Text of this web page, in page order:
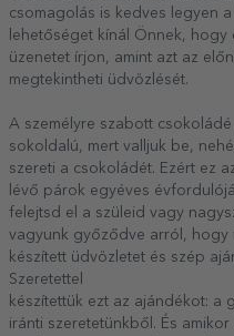
csomagolás is kedves legyen
lehetőséget kínál Önnek,
üzenetet írjon, amint azt az
megtekintheti üdvözlését.
A személyre szabott
sokoldalú, mert valljuk be,
szereti a csokoládét. Ezért ez
lévő párok egyéves
felejtsd el a szüleid vagy
vagyunk győződve arról, hogy
készített üdvözletet és szép
Szeretettel
készítettük ezt az ajándékot: a
iránti szeretetünkből. És